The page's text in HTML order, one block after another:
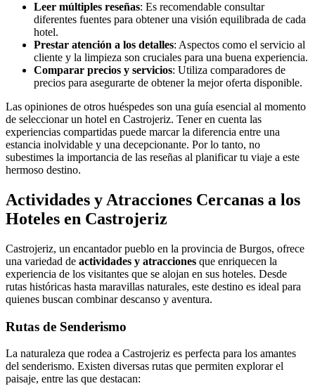
Leer múltiples reseñas: Es recomendable consultar
diferentes fuentes para obtener una visión equilibrada de cada
hotel.
Prestar atención a los detalles: Aspectos como el servicio al
cliente y la limpieza son cruciales para una buena experiencia.
Comparar precios y servicios: Utiliza comparadores de
precios para asegurarte de obtener la mejor oferta disponible.
Las opiniones de otros huéspedes son una guía esencial al momento
de seleccionar un hotel en Castrojeriz. Tener en cuenta las
experiencias compartidas puede marcar la diferencia entre una
estancia inolvidable y una decepcionante. Por lo tanto, no
subestimes la importancia de las reseñas al planificar tu viaje a este
hermoso destino.
Actividades y Atracciones Cercanas a los
Hoteles en Castrojeriz
Castrojeriz, un encantador pueblo en la provincia de Burgos, ofrece
una variedad de actividades y atracciones que enriquecen la
experiencia de los visitantes que se alojan en sus hoteles. Desde
rutas históricas hasta maravillas naturales, este destino es ideal para
quienes buscan combinar descanso y aventura.
Rutas de Senderismo
La naturaleza que rodea a Castrojeriz es perfecta para los amantes
del senderismo. Existen diversas rutas que permiten explorar el
paisaje, entre las que destacan: